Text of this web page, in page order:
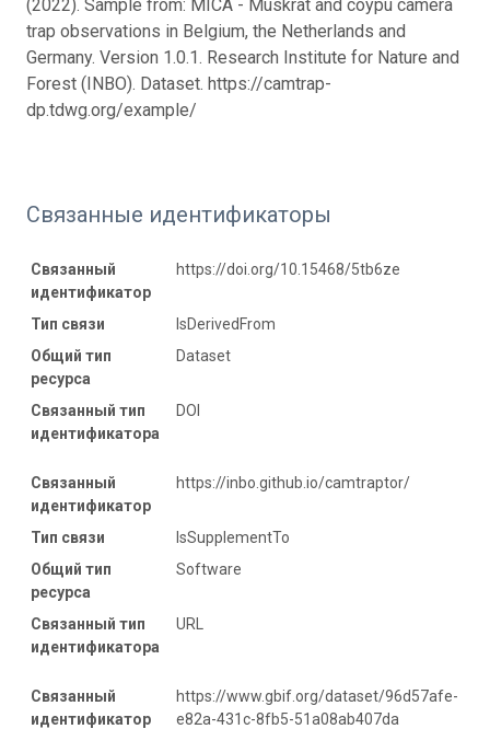
(2022). Sample from: MICA - Muskrat and coypu camera
trap observations in Belgium, the Netherlands and
Germany. Version 1.0.1. Research Institute for Nature and
Forest (INBO). Dataset. https://camtrap-
dp.tdwg.org/example/
Связанные идентификаторы
Связанный
идентификатор
https://doi.org/10.15468/5tb6ze
Тип связи
IsDerivedFrom
Общий тип
ресурса
Dataset
Связанный тип
идентификатора
DOI
Связанный
идентификатор
https://inbo.github.io/camtraptor/
Тип связи
IsSupplementTo
Общий тип
ресурса
Software
Связанный тип
идентификатора
URL
Связанный
идентификатор
https://www.gbif.org/dataset/96d57afe-
e82a-431c-8fb5-51a08ab407da